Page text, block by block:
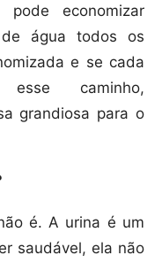
economizar
de água todos os
e se cada
caminho,
grandiosa para o
é. A urina é um
saudável, ela não